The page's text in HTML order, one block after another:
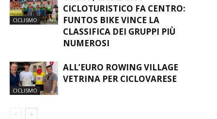
ORINO, IL RADUNO
CICLOTURISTICO FA CENTRO:
FUNTOS BIKE VINCE LA
CLASSIFICA DEI GRUPPI PIÙ
CICLISMO
ALL’EURO ROWING VILLAGE